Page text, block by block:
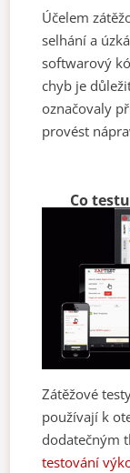
Účelem
selhání a
softwarový
chyb je
označovaly
provést
Co
Zátěžové
používají k
dodatečným
testování